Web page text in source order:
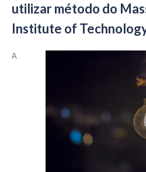
utilizar método do
Institute of
A